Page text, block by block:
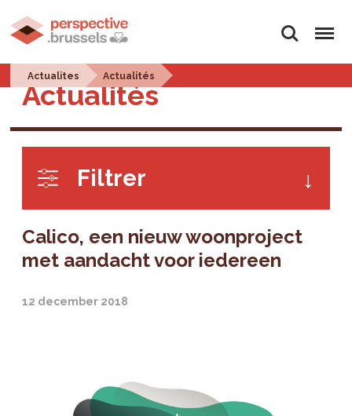
Zoeken Menu
Actualites Actualités
Actualités
Filtrer
Calico, een nieuw woonproject
met aandacht voor iedereen
12 december 2018